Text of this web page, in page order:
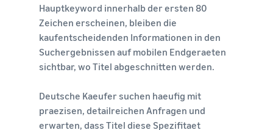
Hauptkeyword innerhalb der ersten 80
Zeichen erscheinen, bleiben die
kaufentscheidenden Informationen in den
Suchergebnissen auf mobilen Endgeraeten
sichtbar, wo Titel abgeschnitten werden.
Deutsche Kaeufer suchen haeufig mit
praezisen, detailreichen Anfragen und
erwarten, dass Titel diese Spezifitaet